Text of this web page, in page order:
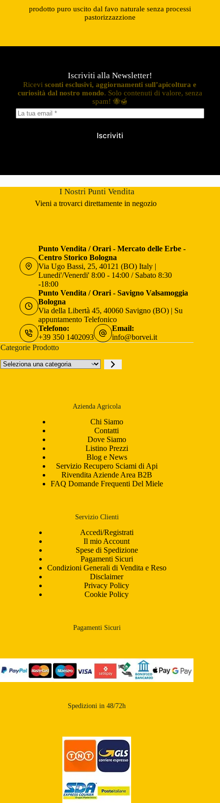
prodotto puro uscito dal favo naturale senza processi
pastorizzazzione
Iscriviti alla Newsletter!
Ricevisconti esclusivi, aggiornamenti sull’apicoltura e
curiosità dal nostro mondo. Solo contenuti di valore, senza
spam! 🐝🍯
Iscriviti
I Nostri Punti Vendita
Vieni a trovarci direttamente in negozio
Punto Vendita / Orari - Mercato delle Erbe -
Centro Storico Bologna
Via Ugo Bassi, 25, 40121 (BO) Italy |
Lunedi'/Venerdi' 8:00 - 14:00 / Sabato 8:30
-18:00
Punto Vendita / Orari - Savigno Valsamoggia
Bologna
Via della Libertà 45, 40060 Savigno (BO) | Su
appuntamento Telefonico
Telefono:
+39 350 1402093
Email:
info@borvei.it
Categorie Prodotto
Seleziona
una
Azienda Agricola
Chi Siamo
Contatti
Dove Siamo
Listino Prezzi
Blog e News
Servizio Recupero Sciami di Api
Rivendita Aziende Area B2B
FAQ Domande Frequenti Del Miele
Servizio Clienti
Accedi/Registrati
Il mio Account
Spese di Spedizione
Pagamenti Sicuri
Condizioni Generali di Vendita e Reso
Disclaimer
Privacy Policy
Cookie Policy
Pagamenti Sicuri
Spedizioni in 48/72h